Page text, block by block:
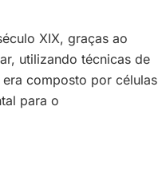
XIX, graças ao
utilizando técnicas de
composto por células
para o